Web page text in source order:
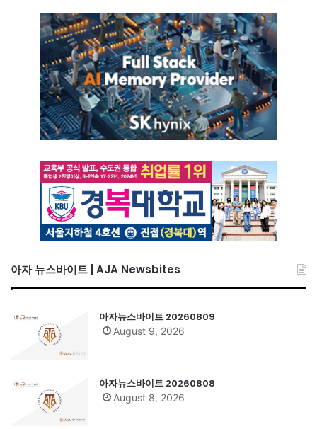
아자 뉴스바이트 | AJA Newsbites
아자뉴스바이트 20260809
August 9, 2026
아자뉴스바이트 20260808
August 8, 2026